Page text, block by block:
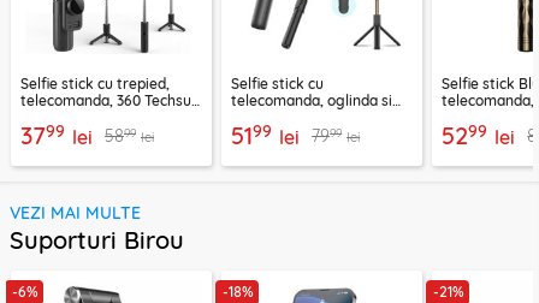
Selfie stick cu trepied,
telecomanda, 360 Techsuit
3799 lei 5899 lei
Selfie stick cu
telecomanda, oglinda si
5199 lei 7999 lei
Selfie stick
telecomanda,
5299 lei
VEZI MAI MULTE
Suporturi Birou
-6% -18% -21%